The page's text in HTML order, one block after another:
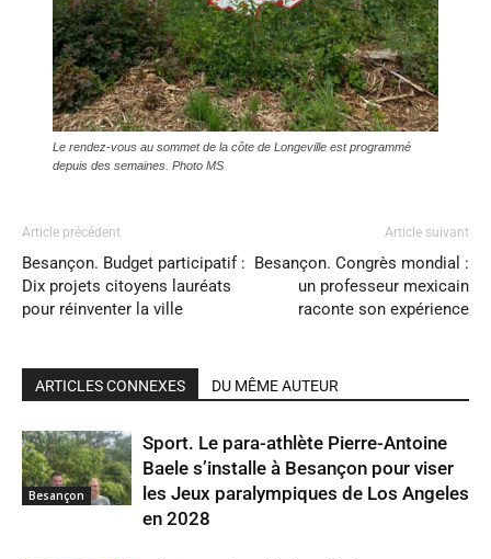
Le rendez-vous au sommet de la côte de Longeville est programmé
depuis des semaines. Photo MS
Article précédent
Besançon. Budget participatif :
Dix projets citoyens lauréats
pour réinventer la ville
Article suivant
Besançon. Congrès mondial :
un professeur mexicain
raconte son expérience
ARTICLES CONNEXES DU MÊME AUTEUR
Besançon
Sport. Le para-athlète Pierre-Antoine
Baele s’installe à Besançon pour viser
les Jeux paralympiques de Los Angeles
en 2028